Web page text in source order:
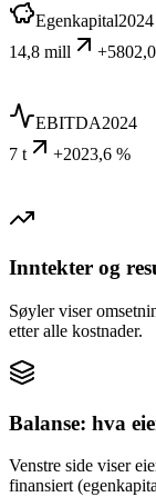
Egenkapital2024
14,8 mill
EBITDA2024
7 t
+2023,6 %
Inntekter og
Søyler viser
etter alle kostnader.
Balanse: hva
Venstre side viser
finansiert